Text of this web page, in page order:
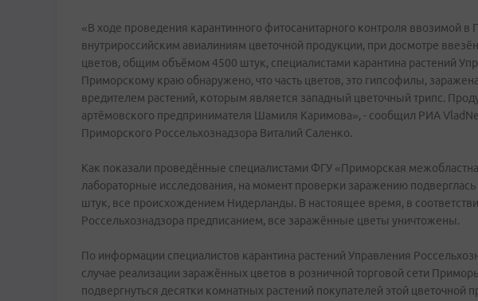
«В ходе проведения карантинного фитосанитарного контроля ввозимой в
внутрироссийским авиалиниям цветочной продукции, при досмотре
цветов, общим объёмом 4500 штук, специалистами карантина растений
Приморскому краю обнаружено, что часть цветов, это гипсофилы,
вредителем растений, которым является западный цветочный трипс.
артёмовского предпринимателя Шамиля Каримова», - сообщил РИА
Приморского Россельхознадзора Виталий Саленко.
Как показали проведённые специалистами ФГУ «Приморская
лабораторные исследования, на момент проверки заражению подверглась
штук, все происхождением Нидерланды. В настоящее время, в
Россельхознадзора предписанием, все заражённые цветы уничтожены.
По информации специалистов карантина растений Управления
случае реализации заражённых цветов в розничной торговой сети
подвергнуться десятки комнатных растений покупателей этой цветочной